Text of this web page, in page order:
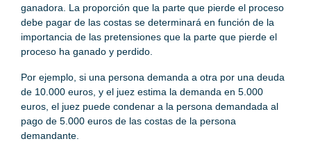
ganadora. La proporción que la parte que pierde el proceso
debe pagar de las costas se determinará en función de la
importancia de las pretensiones que la parte que pierde el
proceso ha ganado y perdido.
Por ejemplo, si una persona demanda a otra por una deuda
de 10.000 euros, y el juez estima la demanda en 5.000
euros, el juez puede condenar a la persona demandada al
pago de 5.000 euros de las costas de la persona
demandante.